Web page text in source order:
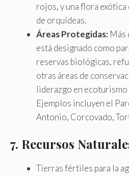
rojos, y una flora
de orquídeas.
Áreas Protegidas:
está designado como
reservas biológicas,
otras áreas de
liderazgo en
Ejemplos incluyen el
Antonio, Corcovado,
7. Recursos
Tierras fértiles para la